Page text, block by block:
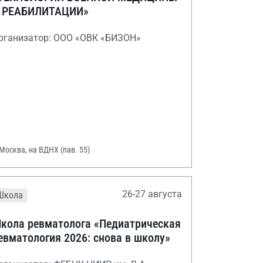
ООО «ОВК «БИЗОН»
на ВДНХ (пав. 55)
26-27 августа
ревматолога «Педиатрическая
2026: снова в школу»